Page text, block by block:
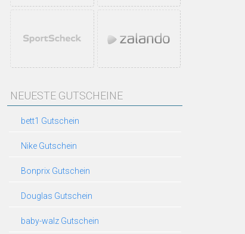
NEUESTE GUTSCHEINE
bett1 Gutschein
Nike Gutschein
Bonprix Gutschein
Douglas Gutschein
baby-walz Gutschein